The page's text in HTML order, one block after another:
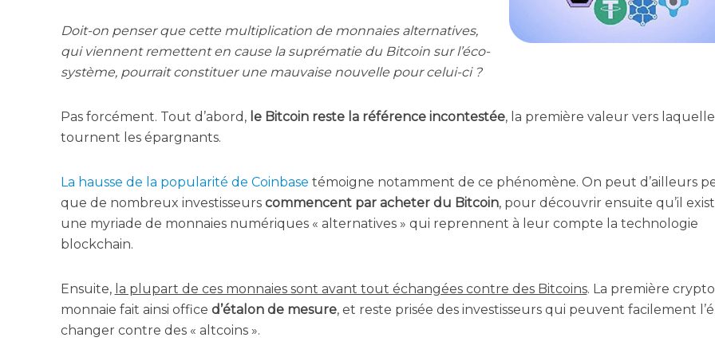
Doit-on pen­ser que cette mul­ti­pli­ca­tion de mon­naies alter­na­tives,
qui viennent remettent en cause la supré­ma­tie du Bit­coin sur l’é­co­
sys­tème, pour­rait consti­tuer une mau­vaise nou­velle pour celui-ci ?
Pas for­cé­ment. Tout d’a­bord, le Bit­coin reste la réfé­rence incon­tes­tée, la pre­mière valeur vers laquelle
tournent les épargnants.
La hausse de la popu­la­ri­té de Coin­base témoigne notam­ment de ce phé­no­mène. On peut d’ailleurs
que de nom­breux inves­tis­seurs com­mencent par ache­ter du Bit­coin, pour décou­vrir ensuite qu’il
une myriade de mon­naies numé­riques « alter­na­tives » qui reprennent à leur compte la tech­no­lo­gie
blockchain.
Ensuite, la plu­part de ces mon­naies sont avant tout échan­gées contre des Bit­coins. La pre­mière
mon­naie fait ain­si office d’é­ta­lon de mesure, et reste pri­sée des inves­tis­seurs qui peuvent faci­le­ment
chan­ger contre des « altcoins ».